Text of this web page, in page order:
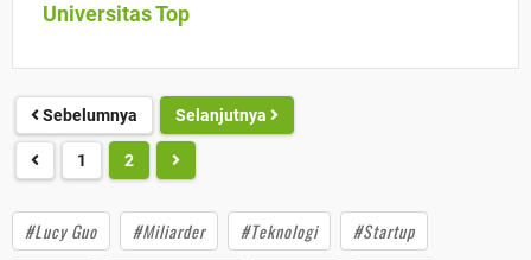
Universitas Top
Sebelumnya Selanjutnya
1 2
#Lucy Guo #Miliarder #Teknologi
#Startup